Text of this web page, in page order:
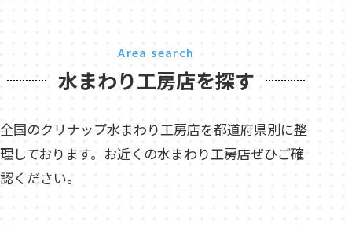
Area search
水まわり工房店を探す
全国のクリナップ水まわり工房店を都道府県別に整
理しております。お近くの水まわり工房店ぜひご確
認ください。